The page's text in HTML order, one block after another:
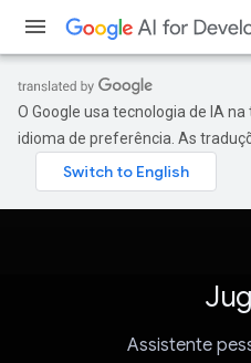
O Google usa tecnologia de IA
idioma de preferência. As
Assistente